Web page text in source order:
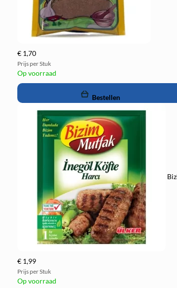
€ 1,70
Prijs per Stuk
Op voorraad
Bestellen
€ 1,99
Prijs per Stuk
Op voorraad